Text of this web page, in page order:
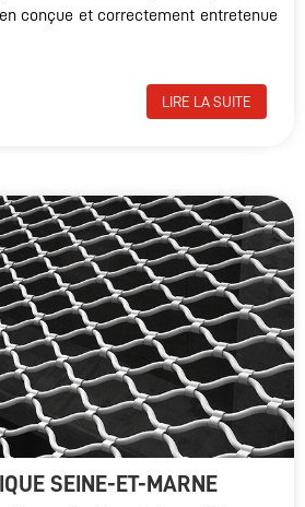
conçue et correctement entretenue
LIRE LA SUITE
SEINE-ET-MARNE